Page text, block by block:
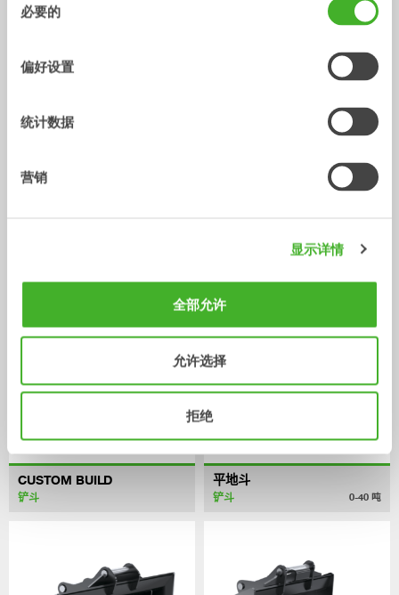
必要的
偏好设置
统计数据
营销
显示详情
全部允许
允许选择
拒绝
Central lubrication
CUSTOM BUILD
铲斗
平地斗
铲斗 0-40 吨